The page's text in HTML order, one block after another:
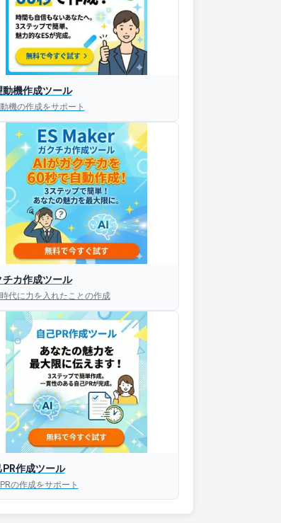
！
リ【無料】
たのESを添削
ただけのESを
接練習ができ
ら
動機作成ツール
機の作成をサポート
チカ作成ツール
代に力を入れたことの作成
PR作成ツール
の作成をサポート